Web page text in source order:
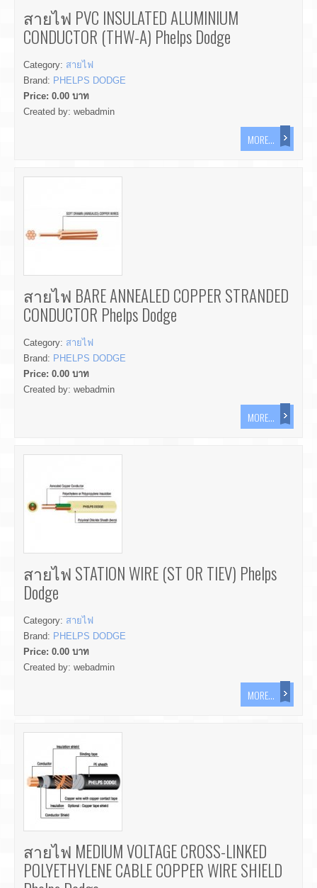
สายไฟ PVC INSULATED ALUMINIUM
CONDUCTOR (THW-A) Phelps Dodge
Category: สายไฟ
Brand: PHELPS DODGE
Price: 0.00 บาท
Created by: webadmin
MORE...
สายไฟ BARE ANNEALED COPPER STRANDED
CONDUCTOR Phelps Dodge
Category: สายไฟ
Brand: PHELPS DODGE
Price: 0.00 บาท
Created by: webadmin
MORE...
สายไฟ STATION WIRE (ST OR TIEV) Phelps
Dodge
Category: สายไฟ
Brand: PHELPS DODGE
Price: 0.00 บาท
Created by: webadmin
MORE...
สายไฟ MEDIUM VOLTAGE CROSS-LINKED
POLYETHYLENE CABLE COPPER WIRE SHIELD